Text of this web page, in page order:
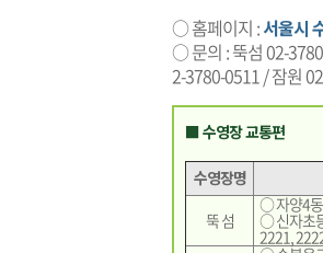
○ 홈페이지 :서울시
○ 문의 : 뚝섬 02-
2-3780-0511 / 잠원
■ 수영장 교통편
수영장명
뚝 섬
○ 자양4
○ 신자초
2221,